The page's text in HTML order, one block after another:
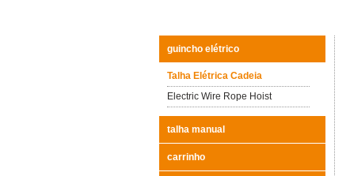
guincho elétrico
Talha Elétrica Cadeia
Electric Wire Rope Hoist
talha manual
carrinho